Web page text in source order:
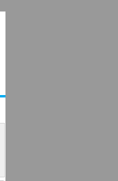
ơn Quý khách đã tới thăm